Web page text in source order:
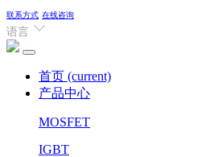
联系方式 在线咨询
语言
首页 (current)
产品中心
MOSFET
IGBT